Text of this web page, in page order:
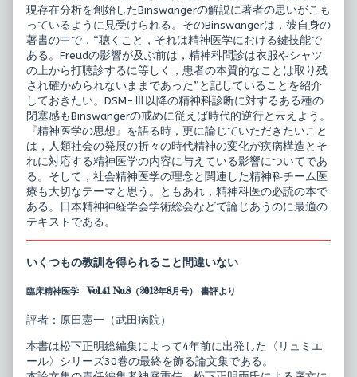
現存在分析を創始したBinswangerの解説に著者の思いがこも
っているように見受けられる。そのBinswangerは，彼自身の
著書の中で，“聴くこと，それは精神医学における鍵技能で
ある。Freudの影響が及ぶ前は，精神科問診は衣服やシャツ
の上から打聴診するに等しく，患者の本質的なことは取り残
され確かめられないままであった”と記していることを紹介
しておきたい。DSM-Ⅲ以降の精神科診断に対するある種の
閉塞感もBinswangerの戒めに従えば時代的逆行と云えよう。
『精神医学の思想』を語る時，更に論じていただきたいこと
は，人類社会の発展の折々の時代精神の変化が疾病構造とそ
れに対応する精神医学の内容に与えている影響についてであ
る。そして，社会精神医学の理念と関連した精神科チーム医
療も大切なテーマと思う。ともあれ，精神科医の必読の本で
ある。日本精神神経学会学術総会などで論じあうのに最適の
テキストである。
いくつもの教訓を得られること間違いない
臨床精神医学 Vol.41 No.8（2012年8月号） 書評より
評者：原田憲一（武田病院）
本書は松下正明総編集によって4年前に出発した〈リュミエ
ール〉シリーズ30巻の最終を飾る論文集である。